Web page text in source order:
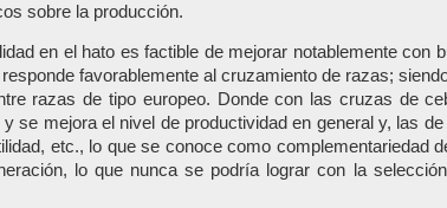
sobre la producción.
en el hato es factible de mejorar notablemente
favorablemente al cruzamiento de razas;
razas de tipo europeo. Donde con las cruzas de
se mejora el nivel de productividad en general y, las
etc., lo que se conoce como
lo que nunca se podría lograr con la